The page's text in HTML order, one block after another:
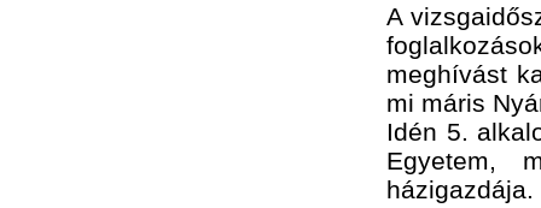
A
meghívást
mi máris
Idén 5.
Egyetem,